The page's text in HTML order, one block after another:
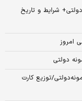
شرایط و تاریخ
امروز
دولتی
توزیع کارت